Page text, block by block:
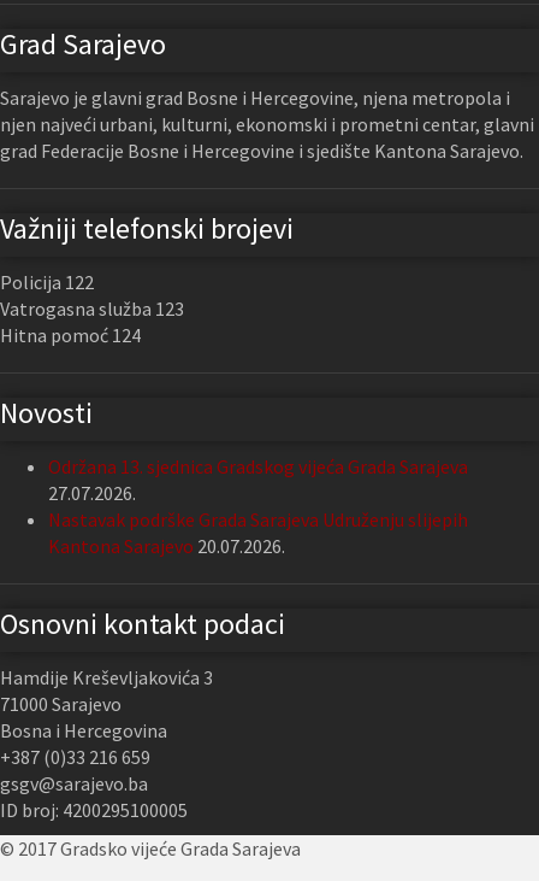
Grad Sarajevo
Sarajevo je glavni grad Bosne i Hercegovine, njena metropola i
njen najveći urbani, kulturni, ekonomski i prometni centar, glavni
grad Federacije Bosne i Hercegovine i sjedište Kantona Sarajevo.
Važniji telefonski brojevi
Policija 122
Vatrogasna služba 123
Hitna pomoć 124
Novosti
Održana 13. sjednica Gradskog vijeća Grada Sarajeva
27.07.2026.
Nastavak podrške Grada Sarajeva Udruženju slijepih
Kantona Sarajevo 20.07.2026.
Osnovni kontakt podaci
Hamdije Kreševljakovića 3
71000 Sarajevo
Bosna i Hercegovina
+387 (0)33 216 659
gsgv@sarajevo.ba
ID broj: 4200295100005
© 2017 Gradsko vijeće Grada Sarajeva